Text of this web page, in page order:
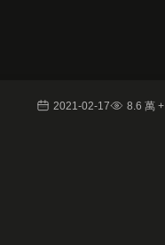
2021-02-17 8.6 萬 +